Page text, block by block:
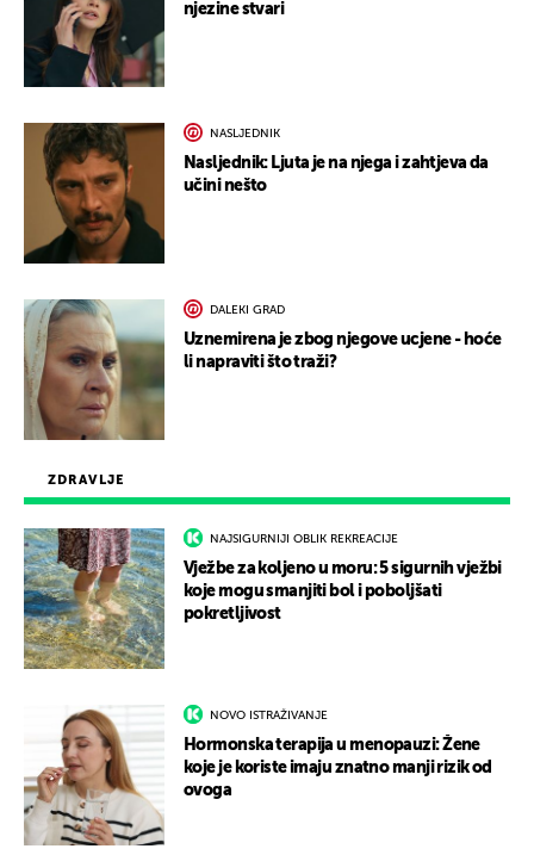
ZDRAVLJE
NAJSIGURNIJI OBLIK REKREACIJE
Vježbe za koljeno u moru: 5 sigurnih vježbi
koje mogu smanjiti bol i poboljšati
pokretljivost
NOVO ISTRAŽIVANJE
Hormonska terapija u menopauzi: Žene
koje je koriste imaju znatno manji rizik od
ovoga
njezine stvari
NASLJEDNIK
Nasljednik: Ljuta je na njega i zahtjeva da
učini nešto
DALEKI GRAD
Uznemirena je zbog njegove ucjene - hoće
li napraviti što traži?